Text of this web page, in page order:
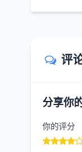
评
分享你
你的评分